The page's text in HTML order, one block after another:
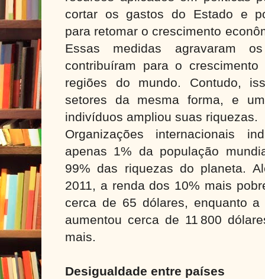
cortar os gastos do Estado e
para retomar o crescimento
Essas medidas agravaram
contribuíram para o
regiões do mundo. Contudo,
setores da mesma forma, e
indivíduos ampliou suas riquezas.
Organizações internacionais
apenas 1% da população
99% das riquezas do planeta.
2011, a renda dos 10% mais
cerca de 65 dólares, enquanto
aumentou cerca de 11 800
mais.
Desigualdade entre países